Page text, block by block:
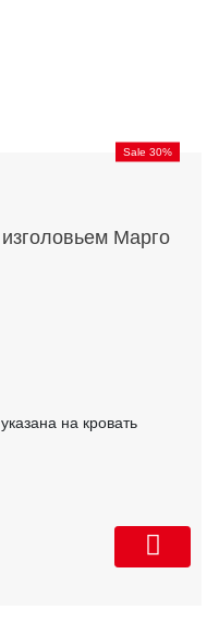
Sale 30%
Марго
на кровать